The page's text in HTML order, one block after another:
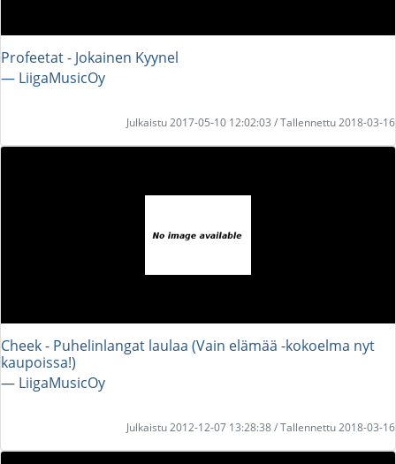
Profeetat - Jokainen Kyynel
― LiigaMusicOy
Julkaistu 2017-05-10 12:02:03 / Tallennettu 2018-03-16
Cheek - Puhelinlangat laulaa (Vain elämää -kokoelma nyt
kaupoissa!)
― LiigaMusicOy
Julkaistu 2012-12-07 13:28:38 / Tallennettu 2018-03-16